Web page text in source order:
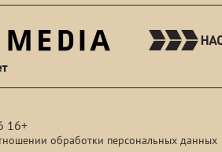
16+
обработки персональных данных